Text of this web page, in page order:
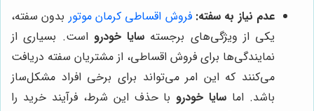
عدم نیاز به سفته: فروش اقساطی کرمان موتور بدون سفته،
یکی از ویژگی‌های برجسته سایا خودرو است. بسیاری از
نمایندگی‌ها برای فروش اقساطی، از مشتریان سفته دریافت
می‌کنند که این امر می‌تواند برای برخی افراد مشکل‌ساز
باشد. اما سایا خودرو با حذف این شرط، فرآیند خرید را